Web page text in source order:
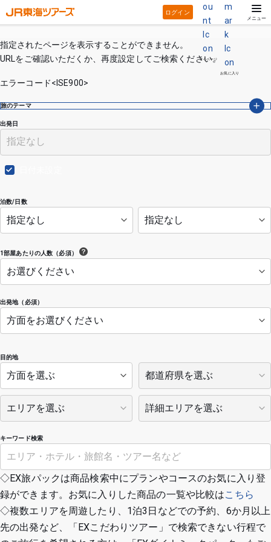
ログイン
マイページ
お気に入り
メニュー
指定されたページを表示することができません。
URLをご確認いただくか、再度設定してご検索ください。
エラーコード<ISE900>
出発地（必須）
出発日
泊数/日数
1部屋あたりの人数（必須）
目的地
キーワード検索
旅のテーマ
◇EX旅パックは商品検索中にプランやコースのお気に入り登
録ができます。お気に入りした商品の一覧や比較はこちら
◇複数エリアを周遊したり、1泊3日などでの予約、6か月以上
先の出発など、「EXこだわりツアー」で検索できない行程で